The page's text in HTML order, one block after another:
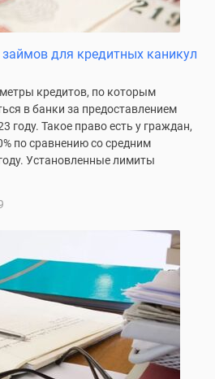
для кредитных каникул
кредитов, по которым
в банки за предоставлением
году. Такое право есть у граждан,
по сравнению со средним
Установленные лимиты